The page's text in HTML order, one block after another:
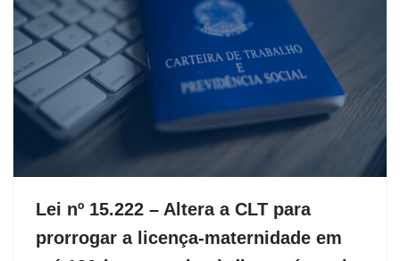
Lei nº 15.222 – Altera a CLT para
prorrogar a licença-maternidade em